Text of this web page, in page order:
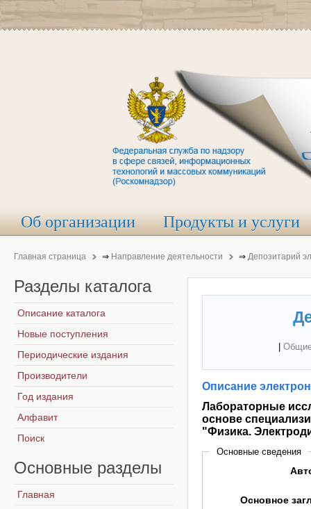
Об организации Продукты и услуги
Главная страница ⇒ Направление деятельности ⇒ Депозитарий
Описание
Лабораторные
основе
"Физика.
Основные сведения
Основное
Разделы каталога
Описание каталога
Новые поступления
Периодические издания
Производители
Год издания
Алфавит
Поиск
Основные разделы
Главная